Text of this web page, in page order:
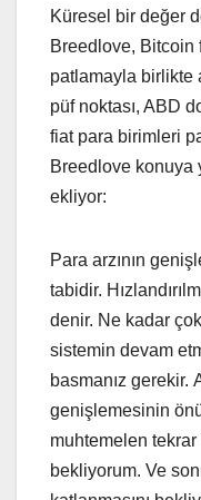
Küresel bir değer
Breedlove, Bitcoin
patlamayla birlikte
püf noktası, ABD
fiat para birimleri
Breedlove konuya
ekliyor:
Para arzının
tabidir.
denir. Ne kadar
sistemin devam
basmanız gerekir.
genişlemesinin
muhtemelen tekrar
bekliyorum. Ve